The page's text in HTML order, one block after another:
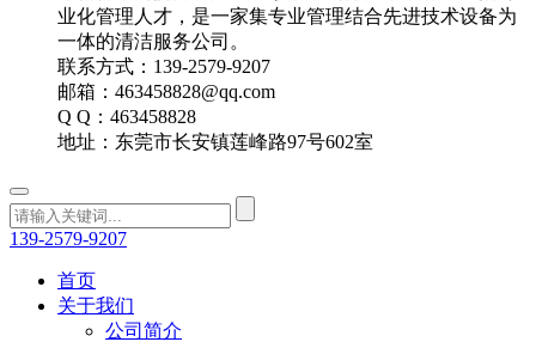
业化管理人才，是一家集专业管理结合先进技术设备为
一体的清洁服务公司。
联系方式：139-2579-9207
邮箱：463458828@qq.com
Q Q：463458828
地址：东莞市长安镇莲峰路97号602室
139-2579-9207
首页
关于我们
公司简介